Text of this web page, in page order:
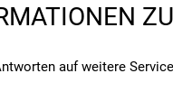
und den
auf weitere